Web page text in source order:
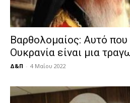
pain.
pornhun
pornΒαρθολομαίος: Αυτό που
Ουκρανία είναι μια
Δ&Π - 4 Μαΐου 2022